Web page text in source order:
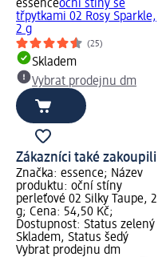
essenceoční stíny se
třpytkami 02 Rosy Sparkle,
2 g
(25)
Skladem
Vybrat prodejnu dm
Zákazníci také zakoupili
Značka: essence; Název
produktu: oční stíny
perleťové 02 Silky Taupe, 2
g; Cena: 54,50 Kč;
Dostupnost: Status zelený
Skladem, Status šedý
Vybrat prodejnu dm